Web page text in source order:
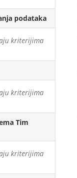
podataka
kriterijima
kriterijima
Tim
kriterijima